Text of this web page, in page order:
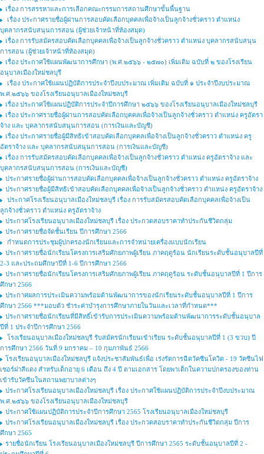
เรื่อง การสรรหาและการเลือกคณะกรรมการสถานศึกษาขั้นพื้นฐาน
เรื่อง ประกาศรายชื่อผู้ผ่านการสอบคัดเลือกบุคคลเพื่อจ้างเป็นลูกจ้างชั่วคราว ตำแหน่ง
บุคลากรสนับสนุนการสอน (ผู้ช่วยเจ้าหน้าที่ห้องสมุด)
เรื่อง การรับสมัครสอบคัดเลือกบุคคลเพื่อจ้างเป็นลูกจ้างชั่วคราว ตำแหน่ง บุคลากรสนับสนุน
การสอน (ผู้ช่วยเจ้าหน้าที่ห้องสมุด)
เรื่อง ประกาศใช้แผนพัฒนาการศึกษา (พ.ศ.๒๕๖๖ - ๒๕๗๐) เพิ่มเติม ฉบับที่ ๒ ของโรงเรียน
อนุบาลเมืองใหม่ชลบุรี
เรื่อง ประกาศใช้แผนปฏิบัติการประจำปีงบประมาณ เพิ่มเติม ฉบับที่ ๑ ประจำปีงบประมาณ
พ.ศ.๒๕๖๖ ของโรงเรียนอนุบาลเมืองใหม่ชลบุรี
เรื่อง ประกาศใช้แผนปฏิบัติการประจำปีการศึกษา ๒๕๖๖ ของโรงเรียนอนุบาลเมืองใหม่ชลบุรี
เรื่อง ประกาศรายชื่อผู้ผ่านการสอบคัดเลือกบุคคลเพื่อจ้างเป็นลูกจ้างชั่วคราว ตําแหน่ง ครูอัตรา
จ้าง และ บุคลากรสนับสนุนการสอน (การเงินและบัญชี)
เรื่อง ประกาศรายชื่อผู้มีสิทธิเข้าสอบคัดเลือกบุคคลเพื่อจ้างเป็นลูกจ้างชั่วคราว ตำแหน่ง ครู
อัตราจ้าง และ บุคลากรสนับสนุนการสอน (การเงินและบัญชี)
เรื่อง การรับสมัครสอบคัดเลือกบุคคลเพื่อจ้างเป็นลูกจ้างชั่วคราว ตำแหน่ง ครูอัตราจ้าง และ
บุคลากรสนับสนุนการสอน (การเงินและบัญชี)
ประกาศรายชื่อผู้ผ่านการสอบคัดเลือกบุคคลเพื่อจ้างเป็นลูกจ้างชั่วคราว ตำแหน่ง ครูอัตราจ้าง
ประกาศรายชื่อผู้มีสิทธิเข้าสอบคัดเลือกบุคคลเพื่อจ้างเป็นลูกจ้างชั่วคราว ตำแหน่ง ครูอัตราจ้าง
ประกาศโรงเรียนอนุบาลเมืองใหม่ชลบุรี เรื่อง การรับสมัครสอบคัดเลือกบุคคลเพื่อจ้างเป็น
ลูกจ้างชั่วคราว ตำแหน่ง ครูอัตราจ้าง
ประกาศโรงเรียนอนุบาลเมืองใหม่ชลบุรี เรื่อง ประกวดสอบราคาทำประกันชีวิตกลุ่ม
ประกาศรายชื่อจัดชั้นเรียน ปีการศึกษา 2566
กำหนดการประชุมผู้ปกครองนักเรียนและการจำหน่ายเครื่องแบบนักเรียน
ประกาศรายชื่อนักเรียนโครงการเสริมศักยภาพผู้เรียน ภาคฤดูร้อน นักเรียนระดับชั้นอนุบาลปีที่
2-3 และประถมศึกษาปีที่ 1-6 ปีการศึกษา 2566
ประกาศรายชื่อนักเรียนโครงการเสริมศักยภาพผู้เรียน ภาคฤดูร้อน ระดับชั้นอนุบาลปีที่ 1 ปีการ
ศึกษา 2566
ประกาศผลการประเมินความพร้อมด้านพัฒนาการของนักเรียนระดับชั้นอนุบาลปีที่ 1 ปีการ
ศึกษา 2566 ***มอบตัว ชำระค่าบำรุงการศึกษาภายในวันและเวลาที่กำหนด***
ประกาศรายชื่อนักเรียนที่มีสิทธิ์เข้ารับการประเมินความพร้อมด้านพัฒนาการระดับชั้นอนุบาล
ปีที่ 1 ประจำปีการศึกษา 2566
โรงเรียนอนุบาลเมืองใหม่ชลบุรี รับสมัครนักเรียนเข้าเรียน ระดับชั้นอนุบาลปีที่ 1 (3 ขวบ) ปี
การศึกษา 2566 วันที่ 9 มกราคม – 10 กุมภาพันธ์ 2566
โรงเรียนอนุบาลเมืองใหม่ชลบุรี แจ้งประชาสัมพันธ์เพื่อ เร่งรัดการฉีดวัคซีนโควิด - 19 วัคซีนไฟ
เซอร์ฝาสีแดง สำหรับเด็กอายุ 6 เดือน ถึง 4 ปี ตามเอกสาร โดยพาเด็กในความปกครองของท่าน
เข้ารับวัคซีนในสถานพยาบาลต่างๆ
ประกาศโรงเรียนอนุบาลเมืองใหม่ชลบุรี เรื่อง ประกาศใช้แผนปฏิบัติการประจำปีงบประมาณ
พ.ศ.๒๕๖๖ ของโรงเรียนอนุบาลเมืองใหม่ชลบุรี
ประกาศใช้แผนปฏิบัติการประจำปีการศึกษา 2565 โรงเรียนอนุบาลเมืองใหม่ชลบุรี
ประกาศโรงเรียนอนุบาลเมืองใหม่ชลบุรี เรื่อง ประกวดสอบราคาทำประกันชีวิตกลุ่ม ปีการ
ศึกษา 2565
รายชื่อนักเรียน โรงเรียนอนุบาลเมืองใหม่ชลบุรี ปีการศึกษา 2565 ระดับชั้นอนุบาลปีที่ 2 -